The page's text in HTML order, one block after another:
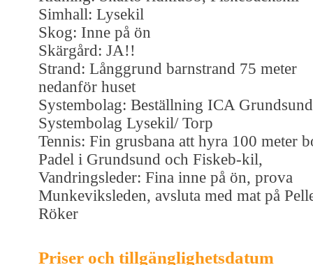
Simhall: Lysekil
Skog: Inne på ön
Skärgård: JA!!
Strand: Långgrund barnstrand 75 meter
nedanför huset
Systembolag: Beställning ICA
Systembolag Lysekil/ Torp
Tennis: Fin grusbana att hyra 100 meter
Padel i Grundsund och Fiskeb-kil,
Vandringsleder: Fina inne på ön, prova
Munkeviksleden, avsluta med mat på
Röker
Priser och tillgänglighetsdatum